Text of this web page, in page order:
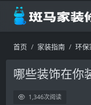
首页 家装指南 环保
哪些装饰在你
1,346次阅读